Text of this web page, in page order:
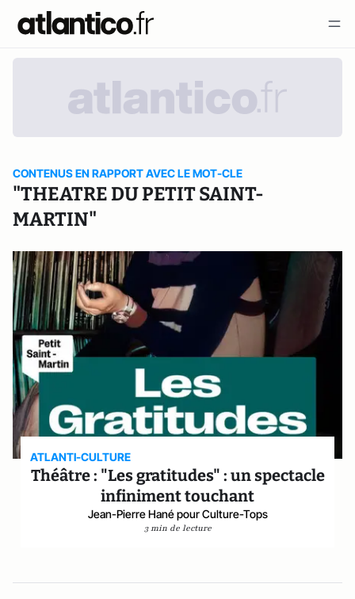
CONTENUS EN RAPPORT AVEC LE MOT-CLE
"THEATRE DU PETIT SAINT-
MARTIN"
ATLANTI-CULTURE
Théâtre : "Les gratitudes" : un spectacle
infiniment touchant
Jean-Pierre Hané pour Culture-Tops
3 min de lecture